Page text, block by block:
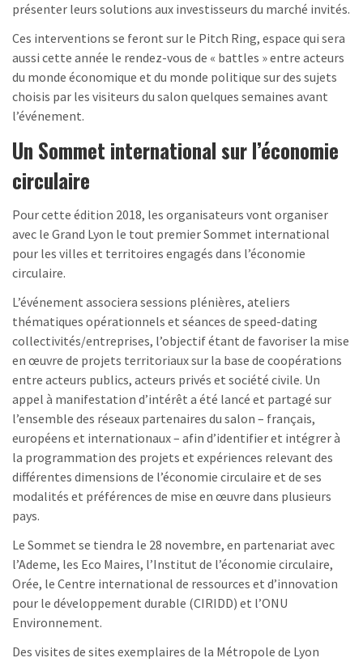
présenter leurs solutions aux investisseurs du marché invités.
Ces interventions se feront sur le Pitch Ring, espace qui sera
aussi cette année le rendez-vous de « battles » entre acteurs
du monde économique et du monde politique sur des sujets
choisis par les visiteurs du salon quelques semaines avant
l’événement.
Un Sommet international sur l’économie
circulaire
Pour cette édition 2018, les organisateurs vont organiser
avec le Grand Lyon le tout premier Sommet international
pour les villes et territoires engagés dans l’économie
circulaire.
L’événement associera sessions plénières, ateliers
thématiques opérationnels et séances de speed-dating
collectivités/entreprises, l’objectif étant de favoriser la mise
en œuvre de projets territoriaux sur la base de coopérations
entre acteurs publics, acteurs privés et société civile. Un
appel à manifestation d’intérêt a été lancé et partagé sur
l’ensemble des réseaux partenaires du salon – français,
européens et internationaux – afin d’identifier et intégrer à
la programmation des projets et expériences relevant des
différentes dimensions de l’économie circulaire et de ses
modalités et préférences de mise en œuvre dans plusieurs
pays.
Le Sommet se tiendra le 28 novembre, en partenariat avec
l’Ademe, les Eco Maires, l’Institut de l’économie circulaire,
Orée, le Centre international de ressources et d’innovation
pour le développement durable (CIRIDD) et l’ONU
Environnement.
Des visites de sites exemplaires de la Métropole de Lyon